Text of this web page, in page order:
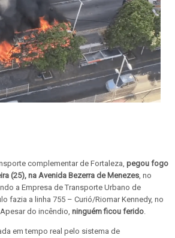
complementar de Fortaleza, pegou fogo
(25), na Avenida Bezerra de Menezes, no
a Empresa de Transporte Urbano de
fazia a linha 755 – Curió/Riomar Kennedy, no
do incêndio, ninguém ficou ferido.
em tempo real pelo sistema de